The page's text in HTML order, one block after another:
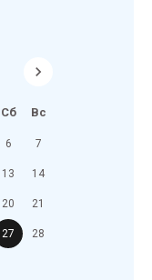
Сб Вс
6 7
13 14
20 21
27 28